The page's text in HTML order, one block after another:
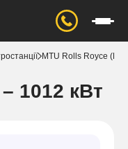
MTU Rolls Royce
1012 кВт